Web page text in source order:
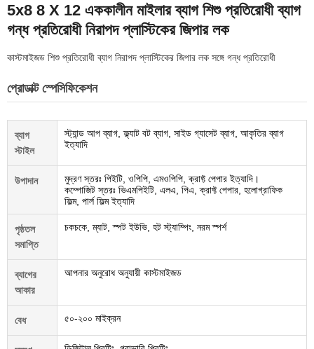
5x8 8 X 12 এককালীন মাইলার ব্যাগ শিশু প্রতিরোধী ব্যাগ
গন্ধ প্রতিরোধী নিরাপদ প্লাস্টিকের জিপার লক
কাস্টমাইজড শিশু প্রতিরোধী ব্যাগ নিরাপদ প্লাস্টিকের জিপার লক সঙ্গে গন্ধ প্রতিরোধী
প্রোডাক্ট স্পেসিফিকেশন
ব্যাগ
স্টাইল
স্ট্যান্ড আপ ব্যাগ, ফ্ল্যাট বট ব্যাগ, সাইড গ্যাসেট ব্যাগ, আকৃতির ব্যাগ
ইত্যাদি
উপাদান
মুদ্রণ স্তরঃ পিইটি, ওপিপি, এমওপিপি, ক্রাফ্ট পেপার ইত্যাদি।
কম্পোজিট স্তরঃ ভিএমপিইটি, এলএ, পিএ, ক্রাফ্ট পেপার, হলোগ্রাফিক
ফিল্ম, পার্ল ফিল্ম ইত্যাদি
পৃষ্ঠতল
সমাপ্তি
চকচকে, ম্যাট, স্পট ইউভি, হট স্ট্যাম্পিং, নরম স্পর্শ
ব্যাগের
আকার
আপনার অনুরোধ অনুযায়ী কাস্টমাইজড
বেধ ৫০-২০০ মাইক্রন